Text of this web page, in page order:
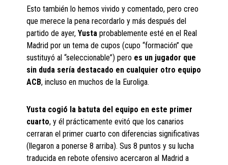
Esto también lo hemos vivido y comentado, pero creo
que merece la pena recordarlo y más después del
partido de ayer,Yusta probablemente esté en el Real
Madrid por un tema de cupos (cupo “formación” que
sustituyó al “seleccionable”) pero es un jugador que
sin duda sería destacado en cualquier otro equipo
ACB, incluso en muchos de la Euroliga.
Yusta cogió la batuta del equipo en este primer
cuarto, y él prácticamente evitó que los canarios
cerraran el primer cuarto con diferencias significativas
(llegaron a ponerse 8 arriba). Sus 8 puntos y su lucha
traducida en rebote ofensivo acercaron al Madrid a